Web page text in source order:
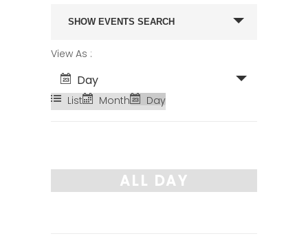
EVENTS
SEARCH
AND
VIEWS
NAVIGATION
SHOW EVENTS SEARCH
EVENT
VIEWS
NAVIGATION
View As
Day
List Month Day
ALL DAY